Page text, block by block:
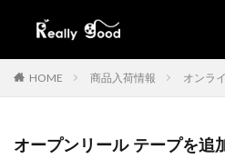
HOME 商品入荷情報 オンラ
オープンリール テープを追